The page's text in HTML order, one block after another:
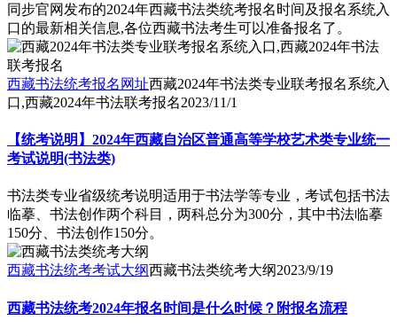
同步官网发布的2024年西藏书法类统考报名时间及报名系统入
口的最新相关信息,各位西藏书法考生可以准备报名了。
西藏书法统考报名网址西藏2024年书法类专业联考报名系统入
口,西藏2024年书法联考报名2023/11/1
【统考说明】2024年西藏自治区普通高等学校艺术类专业统一
考试说明(书法类)
书法类专业省级统考说明适用于书法学等专业，考试包括书法
临摹、书法创作两个科目，两科总分为300分，其中书法临摹
150分、书法创作150分。
西藏书法统考考试大纲西藏书法类统考大纲2023/9/19
西藏书法统考2024年报名时间是什么时候？附报名流程